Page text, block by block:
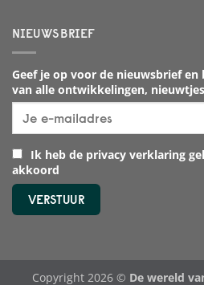
NIEUWSBRIEF
Geef je op voor de nieuwsbrief
van alle ontwikkelingen,
Ik heb de privacy verklaring
akkoord
Copyright 2026 © De wereld